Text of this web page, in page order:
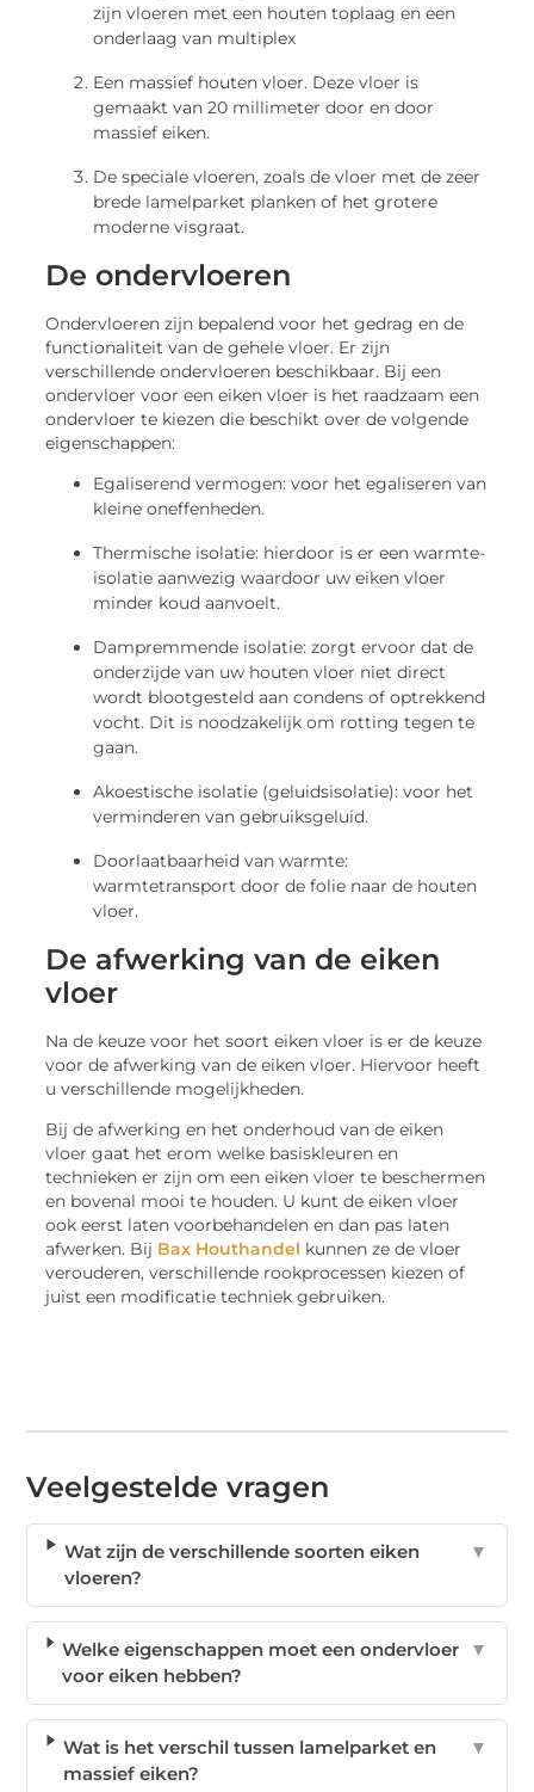
zijn vloeren met een houten toplaag en een
onderlaag van multiplex
Een massief houten vloer. Deze vloer is
gemaakt van 20 millimeter door en door
massief eiken.
De speciale vloeren, zoals de vloer met de zeer
brede lamelparket planken of het grotere
moderne visgraat.
De ondervloeren
Ondervloeren zijn bepalend voor het gedrag en de
functionaliteit van de gehele vloer. Er zijn
verschillende ondervloeren beschikbaar. Bij een
ondervloer voor een eiken vloer is het raadzaam een
ondervloer te kiezen die beschikt over de volgende
eigenschappen:
Egaliserend vermogen: voor het egaliseren van
kleine oneffenheden.
Thermische isolatie: hierdoor is er een warmte-
isolatie aanwezig waardoor uw eiken vloer
minder koud aanvoelt.
Dampremmende isolatie: zorgt ervoor dat de
onderzijde van uw houten vloer niet direct
wordt blootgesteld aan condens of optrekkend
vocht. Dit is noodzakelijk om rotting tegen te
gaan.
Akoestische isolatie (geluidsisolatie): voor het
verminderen van gebruiksgeluid.
Doorlaatbaarheid van warmte:
warmtetransport door de folie naar de houten
vloer.
De afwerking van de eiken
vloer
Na de keuze voor het soort eiken vloer is er de keuze
voor de afwerking van de eiken vloer. Hiervoor heeft
u verschillende mogelijkheden.
Bij de afwerking en het onderhoud van de eiken
vloer gaat het erom welke basiskleuren en
technieken er zijn om een eiken vloer te beschermen
en bovenal mooi te houden. U kunt de eiken vloer
ook eerst laten voorbehandelen en dan pas laten
afwerken. Bij Bax Houthandel kunnen ze de vloer
verouderen, verschillende rookprocessen kiezen of
juist een modificatie techniek gebruiken.
Veelgestelde vragen
Wat zijn de verschillende soorten eiken
vloeren?
▼
Welke eigenschappen moet een ondervloer
voor eiken hebben?
▼
Wat is het verschil tussen lamelparket en
massief eiken?
▼